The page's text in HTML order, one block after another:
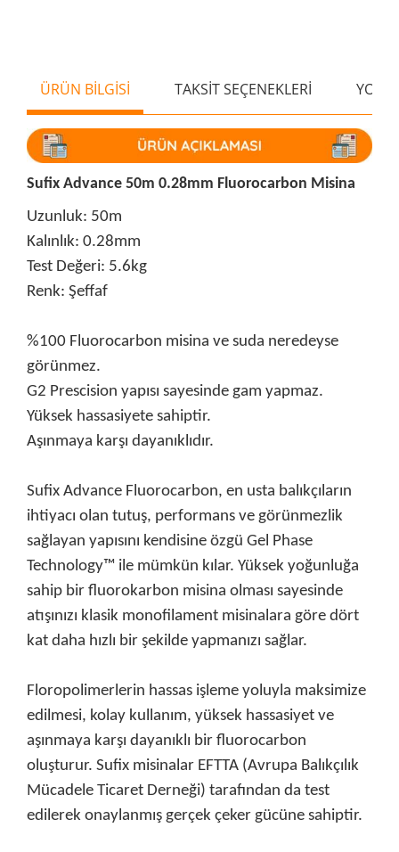
ÜRÜN BİLGİSİ TAKSİT SEÇENEKLERİ
Sufix Advance 50m 0.28mm Fluorocarbon Misina
Uzunluk: 50m
Kalınlık: 0.28mm
Test Değeri: 5.6kg
Renk: Şeffaf
%100 Fluorocarbon misina ve suda neredeyse
görünmez.
G2 Prescision yapısı sayesinde gam yapmaz.
Yüksek hassasiyete sahiptir.
Aşınmaya karşı dayanıklıdır.
Sufix Advance Fluorocarbon, en usta balıkçıların
ihtiyacı olan tutuş, performans ve görünmezlik
sağlayan yapısını kendisine özgü Gel Phase
Technology™ ile mümkün kılar. Yüksek yoğunluğa
sahip bir fluorokarbon misina olması sayesinde
atışınızı klasik monofilament misinalara göre dört
kat daha hızlı bir şekilde yapmanızı sağlar.
Floropolimerlerin hassas işleme yoluyla maksimize
edilmesi, kolay kullanım, yüksek hassasiyet ve
aşınmaya karşı dayanıklı bir fluorocarbon
oluşturur. Sufix misinalar EFTTA (Avrupa Balıkçılık
Mücadele Ticaret Derneği) tarafından da test
edilerek onaylanmış gerçek çeker gücüne sahiptir.